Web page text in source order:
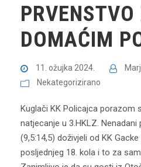
DOMAĆIM
11. ožujka 2024.
Nekategorizirano
Kuglači KK Policajca porazom
natjecanje u 3.HKLZ.
(9,5:14,5) doživjeli od KK
posljednjeg 18. kola i to za